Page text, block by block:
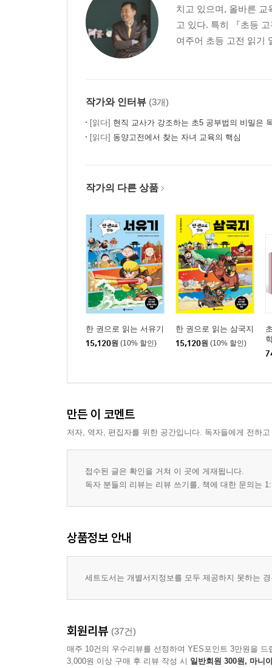
06 수학 공부와 영어 공부는 엄연히 다르다
07 몸으로 수학 공부를 해야 하는 이유
08 빨리 시작한다고 해서 반드시 멀리 가는 건 아니
01 초등 1학년 수학의 3가지 변화
이야기가 있는 수학, ‘스토리텔링’ | 몸으로 공부하
02 취학 전 아이를 둔 부모를 위한 수학 공부 가이드
03 초등 1학년 수학, 한눈에 살펴보기
04 1학년 부모가 숙지해야 할 수학 공부의 모든 것
문장제 문제, 문제 속에 답이 있다 | 검산 습관이
점수보다는 방법과 전략이 우선이다
4장. 초등 1학년이 꼭 알아야 할 수학 개념 원리
01 수와 숫자
수와 숫자 구분하기 | 수의 세 가지 의미 | 수를 읽
02 가르기와 모으기
04 등식
05 측정과 표현
06 시계 보기
시각(時刻)과 시간(時間) | 시계 속에 숨어 있는 진
03 1학기 3단원: 덧셈과 뺄셈
04 1학기 4단원: 비교하기
★ 1학년 여름 방학 수학 공부법
06 2학기 1단원: 100까지의 수
07 2학기 2단원: 덧셈과 뺄셈 (1)
치고 있으며, 올바른
고 있다. 특히 『초등
여주어 초등 고전 읽기
작가와 인터뷰 (3개)
[읽다] 현직 교사가 강조하는 초5 공부법의 비밀은
[읽다] 동양고전에서 찾는 자녀 교육의 핵심
작가의 다른 상품
한 권으로 읽는 서유기
15,120원 (10% 할인)
한 권으로 읽는 삼국지
15,120원 (10% 할인)
만든 이 코멘트
저자, 역자, 편집자를 위한 공간입니다. 독자들에게 전하
접수된 글은 확인을 거쳐 이 곳에 게재됩니다.
독자 분들의 리뷰는 리뷰 쓰기를, 책에 대한 문의는
상품정보 안내
세트도서는 개별서지정보를 모두 제공하지 못하는
회원리뷰 (37건)
매주 10건의 우수리뷰를 선정하여 YES포인트 3만원을 드
3,000원 이상 구매 후 리뷰 작성 시 일반회원 300원, 마니